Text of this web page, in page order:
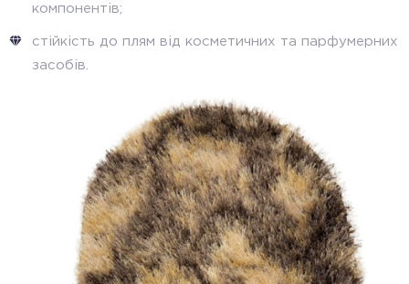
компонентів;
стійкість до плям від косметичних та парфумерних
засобів.